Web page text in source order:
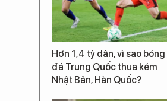
Hơn 1,4 tỷ dân, vì sao bóng
đá Trung Quốc thua kém
Nhật Bản, Hàn Quốc?